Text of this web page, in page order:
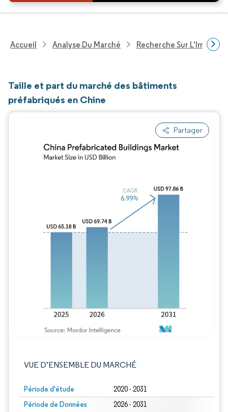
Accueil Analyse Du Marché Recherche Sur
Taille et part du marché des bâtiments
préfabriqués en Chine
Partager
VUE D’ENSEMBLE DU MARCHÉ
Période d'étude 2020 - 2031
Période de Données
2026 - 2031